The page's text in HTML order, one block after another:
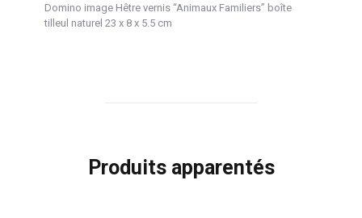
Domino image Hêtre vernis “Animaux Familiers” boîte
tilleul naturel 23 x 8 x 5.5 cm
Produits apparentés